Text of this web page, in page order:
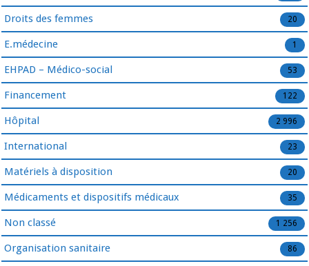
Droits des femmes 20
E.médecine 1
EHPAD – Médico-social 53
Financement 122
Hôpital 2 996
International 23
Matériels à disposition 20
Médicaments et dispositifs médicaux 35
Non classé 1 256
Organisation sanitaire 86